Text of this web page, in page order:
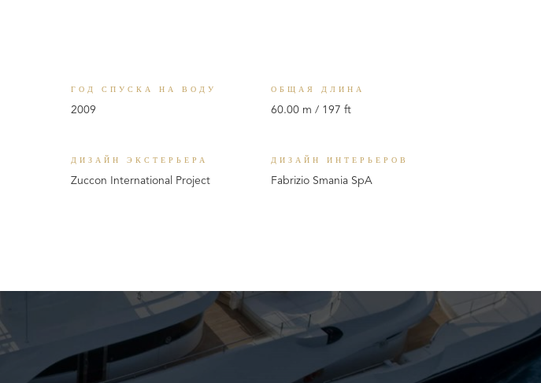
ГОД СПУСКА НА ВОДУ
2009
ОБЩАЯ ДЛИНА
60.00 m / 197 ft
ДИЗАЙН ЭКСТЕРЬЕРА
Zuccon International Project
ДИЗАЙН ИНТЕРЬЕРОВ
Fabrizio Smania SpA